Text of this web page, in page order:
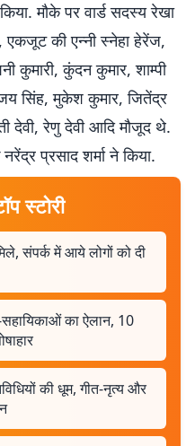
मौके पर वार्ड सदस्य रेखा
एकजूट की एन्नी स्नेहा हेरेंज,
कुमारी, कुंदन कुमार, शाम्पी
सिंह, मुकेश कुमार, जितेंद्र
देवी, रेणु देवी आदि मौजूद थे.
प्रसाद शर्मा ने किया.
स्टोरी
संपर्क में आये लोगों को दी
का ऐलान, 10
की धूम, गीत-नृत्य और